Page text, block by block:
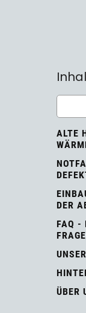
ALTE
DER
FAQ -
ÜBER